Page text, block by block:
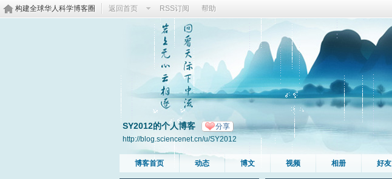
构建全球华人科学博客圈 返回首页 RSS订阅 帮助
SY2012的个人博客 分享
http://blog.sciencenet.cn/u/SY2012
博客首页 动态 博文 视频 相册 好友